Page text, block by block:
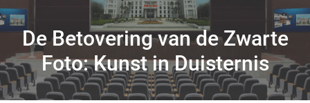
De Betovering van de Zwarte
Foto: Kunst in Duisternis